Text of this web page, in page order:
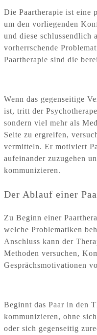
Die Paartherapie ist eine
um den vorliegenden
und diese schlussendlich
vorherrschende
Paartherapie sind die
Wenn das gegenseitige
ist, tritt der
sondern viel mehr als
Seite zu ergreifen,
vermitteln. Er motiviert
aufeinander zuzugehen
kommunizieren.
Der Ablauf einer
Zu Beginn einer
welche Problematiken
Anschluss kann der
Methoden versuchen,
Gesprächsmotivationen
Beginnt das Paar in den
kommunizieren, ohne
oder sich gegenseitig